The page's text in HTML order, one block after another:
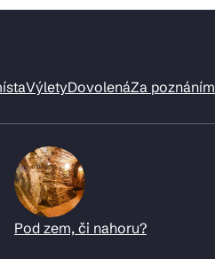
VýletyDovolenáZa poznáním
Pod zem, či nahoru?